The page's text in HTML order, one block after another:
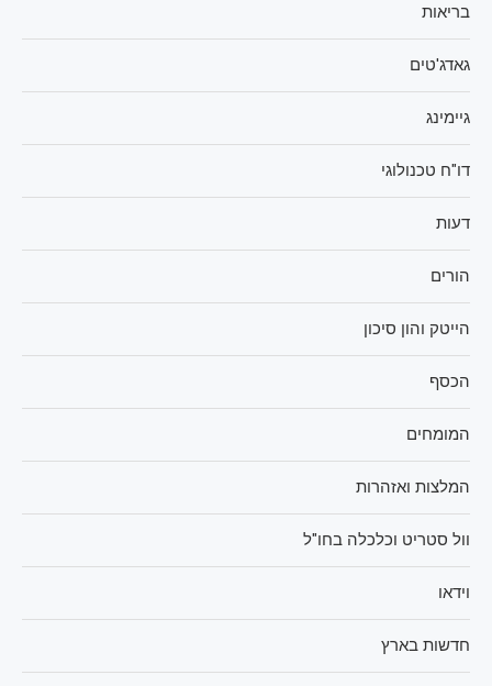
בריאות
גאדג'טים
גיימינג
דו"ח טכנולוגי
דעות
הורים
הייטק והון סיכון
הכסף
המומחים
המלצות ואזהרות
וול סטריט וכלכלה בחו"ל
וידאו
חדשות בארץ